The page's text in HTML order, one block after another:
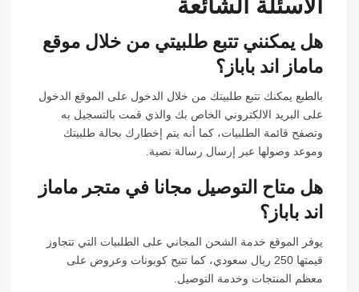
الاسئلة الشائعة
هل يمكنني تتبع طلبيتي من خلال موقع
ماماز اند باباز؟
بالطبع يمكنك تتبع طلبيتك من خلال الدخول على الموقع الدخول
على البريد الالكتروني الخاص بك والذي قمت بالتسجيل به
وتصفح قائمة الطلبيات، كما أنه يتم إخطارك بحالة طلبيتك
وموعد وصولها عبر إرسال رسالة نصية.
هل متاح التوصيل مجانا في متجر ماماز
اند باباز؟
يوفر الموقع خدمة الشحن المجاني على الطلبيات التي تتجاوز
قيمتها 250 ريال سعودي، كما تتيح كوبونات وعروض على
معظم المنتجات وخدمة التوصيل.